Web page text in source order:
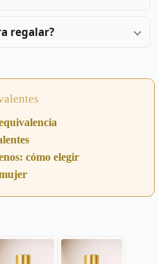
regalar?
cómo elegir